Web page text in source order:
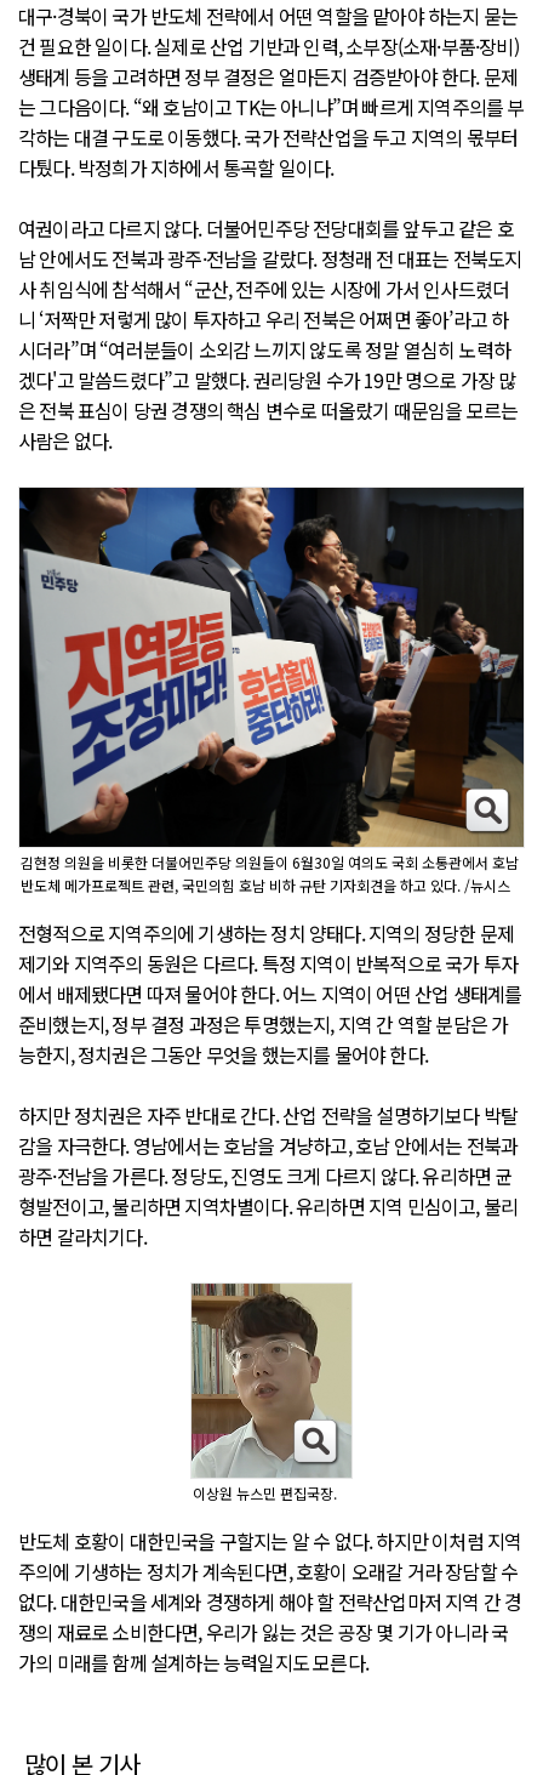
대구·경북이 국가 반도체 전략에서 어떤 역할을 맡아야 하는지 묻는
건 필요한 일이다. 실제로 산업 기반과 인력, 소부장(소재·부품·장비)
생태계 등을 고려하면 정부 결정은 얼마든지 검증받아야 한다. 문제
는 그다음이다. “왜 호남이고 TK는 아니냐”며 빠르게 지역주의를 부
각하는 대결 구도로 이동했다. 국가 전략산업을 두고 지역의 몫부터
다퉜다. 박정희가 지하에서 통곡할 일이다.
여권이라고 다르지 않다. 더불어민주당 전당대회를 앞두고 같은 호
남 안에서도 전북과 광주·전남을 갈랐다. 정청래 전 대표는 전북도지
사 취임식에 참석해서 “군산, 전주에 있는 시장에 가서 인사드렸더
니 ‘저짝만 저렇게 많이 투자하고 우리 전북은 어쩌면 좋아’라고 하
시더라”며 “여러분들이 소외감 느끼지 않도록 정말 열심히 노력하
겠다'고 말씀드렸다”고 말했다. 권리당원 수가 19만 명으로 가장 많
은 전북 표심이 당권 경쟁의 핵심 변수로 떠올랐기 때문임을 모르는
사람은 없다.
김현정 의원을 비롯한 더불어민주당 의원들이 6월30일 여의도 국회 소통관에서 호남
반도체 메가프로젝트 관련, 국민의힘 호남 비하 규탄 기자회견을 하고 있다. /뉴시스
전형적으로 지역주의에 기생하는 정치 양태다. 지역의 정당한 문제
제기와 지역주의 동원은 다르다. 특정 지역이 반복적으로 국가 투자
에서 배제됐다면 따져 물어야 한다. 어느 지역이 어떤 산업 생태계를
준비했는지, 정부 결정 과정은 투명했는지, 지역 간 역할 분담은 가
능한지, 정치권은 그동안 무엇을 했는지를 물어야 한다.
하지만 정치권은 자주 반대로 간다. 산업 전략을 설명하기보다 박탈
감을 자극한다. 영남에서는 호남을 겨냥하고, 호남 안에서는 전북과
광주·전남을 가른다. 정당도, 진영도 크게 다르지 않다. 유리하면 균
형발전이고, 불리하면 지역차별이다. 유리하면 지역 민심이고, 불리
하면 갈라치기다.
이상원 뉴스민 편집국장.
반도체 호황이 대한민국을 구할지는 알 수 없다. 하지만 이처럼 지역
주의에 기생하는 정치가 계속된다면, 호황이 오래갈 거라 장담할 수
없다. 대한민국을 세계와 경쟁하게 해야 할 전략산업마저 지역 간 경
쟁의 재료로 소비한다면, 우리가 잃는 것은 공장 몇 기가 아니라 국
가의 미래를 함께 설계하는 능력일지도 모른다.
많이 본 기사